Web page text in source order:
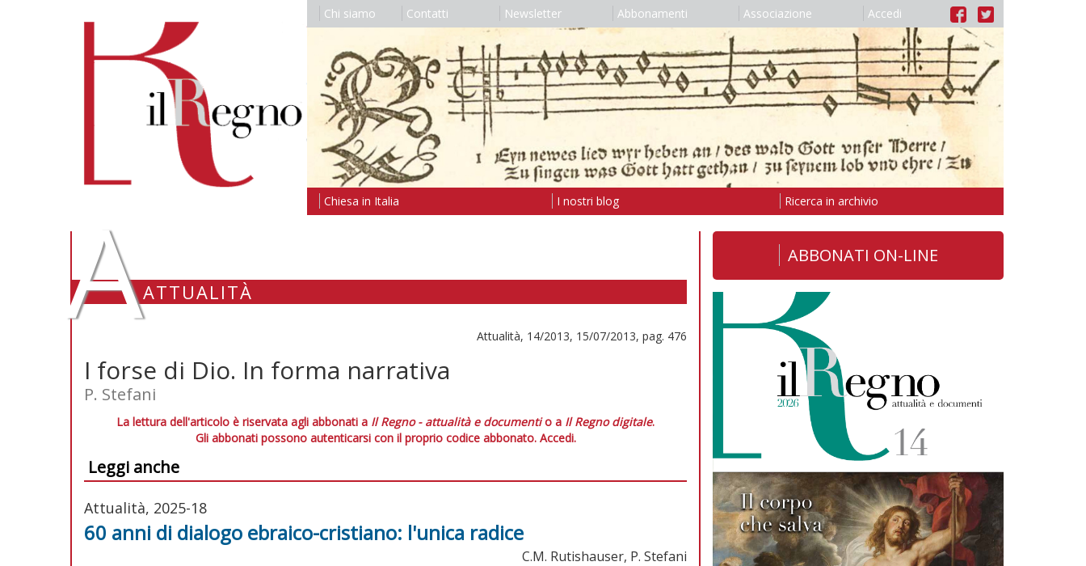
Chi siamo Contatti Newsletter Abbonamenti Associazione Accedi
Chiesa in Italia I nostri blog Ricerca in archivio
AATTUALITÀ
Attualità, 14/2013, 15/07/2013, pag. 476
I forse di Dio. In forma narrativa
P. Stefani
La lettura dell'articolo è riservata agli abbonati a Il Regno - attualità e documentio a Il Regno digitale.
Gli abbonati possono autenticarsi con il proprio codice abbonato. Accedi.
Leggi anche
Attualità, 2025-18
60 anni di dialogo ebraico-cristiano: l'unica radice
C.M. Rutishauser, P. Stefani
ABBONATI ON-LINE